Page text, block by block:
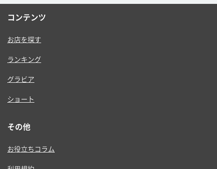
コンテンツ
お店を探す
ランキング
グラビア
ショート
その他
お役立ちコラム